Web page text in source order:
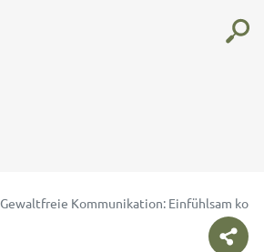
Gewaltfreie Kommunikation: Einfühlsam